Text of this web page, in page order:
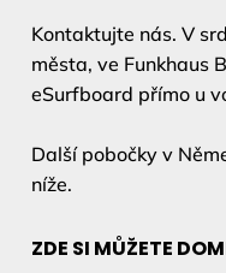
Kontaktujte nás. V
města, ve Funkhaus
eSurfboard přímo u
Další pobočky v
níže.
ZDE SI MŮŽETE